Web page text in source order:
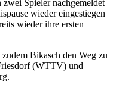
Spieler nachgemeldet
wieder eingestiegen
wieder ihre ersten
Bikasch den Weg zu
(WTTV) und